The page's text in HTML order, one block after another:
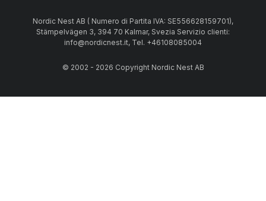
Nordic Nest AB ( Numero di Partita IVA: SE556628159701),
Stämpelvägen 3, 394 70 Kalmar, Svezia Servizio clienti:
info@nordicnest.it, Tel. +46108085004
© 2002 - 2026 Copyright Nordic Nest AB